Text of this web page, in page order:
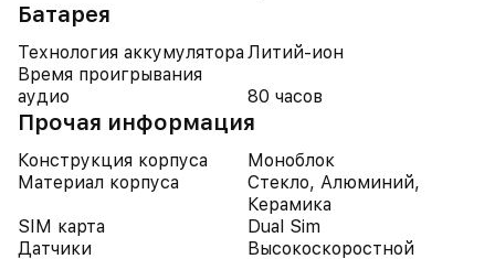
Батарея
Технология аккумулятора Литий-ион
Время проигрывания
аудио
80 часов
Прочая информация
Конструкция корпуса
Моноблок
Материал корпуса
Стекло, Алюминий,
Керамика
SIM карта
Dual Sim
Датчики
Высокоскоростной